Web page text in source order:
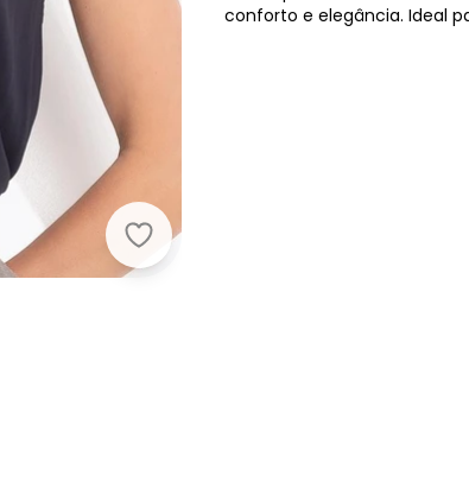
Colcci - Blusa em Viscose Preto
conforto e elegância. Ideal